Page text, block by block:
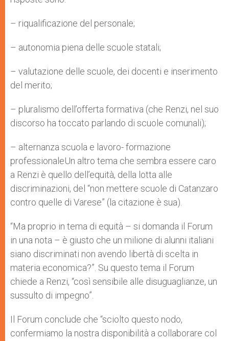
– riqualificazione del personale;
– autonomia piena delle scuole statali;
– valutazione delle scuole, dei docenti e inserimento
del merito;
– pluralismo dell’offerta formativa (che Renzi, nel suo
discorso ha toccato parlando di scuole comunali);
– alternanza scuola e lavoro- formazione
professionaleUn altro tema che sembra essere caro
a Renzi è quello dell’equità, della lotta alle
discriminazioni, del “non mettere scuole di Catanzaro
contro quelle di Varese” (la citazione è sua).
“Ma proprio in tema di equità – si domanda il Forum
in una nota – è giusto che un milione di alunni italiani
siano discriminati non avendo libertà di scelta in
materia economica?”. Su questo tema il Forum
chiede a Renzi, “così sensibile alle disuguaglianze, un
sussulto di impegno”.
Il Forum conclude che “sciolto questo nodo,
confermiamo la nostra disponibilità a collaborare col